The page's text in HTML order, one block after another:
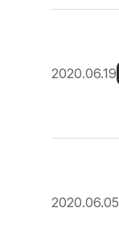
2020.06.19
2020.06.05